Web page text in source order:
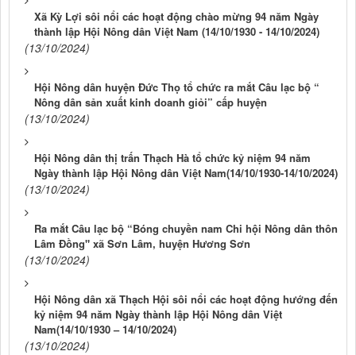
Xã Kỳ Lợi sôi nổi các hoạt động chào mừng 94 năm Ngày
thành lập Hội Nông dân Việt Nam (14/10/1930 - 14/10/2024)
(13/10/2024)
Hội Nông dân huyện Đức Thọ tổ chức ra mắt Câu lạc bộ “
Nông dân sản xuất kinh doanh giỏi” cấp huyện
(13/10/2024)
Hội Nông dân thị trấn Thạch Hà tổ chức kỷ niệm 94 năm
Ngày thành lập Hội Nông dân Việt Nam(14/10/1930-14/10/2024)
(13/10/2024)
Ra mắt Câu lạc bộ “Bóng chuyền nam Chi hội Nông dân thôn
Lâm Đồng" xã Sơn Lâm, huyện Hương Sơn
(13/10/2024)
Hội Nông dân xã Thạch Hội sôi nổi các hoạt động hướng đến
kỷ niệm 94 năm Ngày thành lập Hội Nông dân Việt
Nam(14/10/1930 – 14/10/2024)
(13/10/2024)